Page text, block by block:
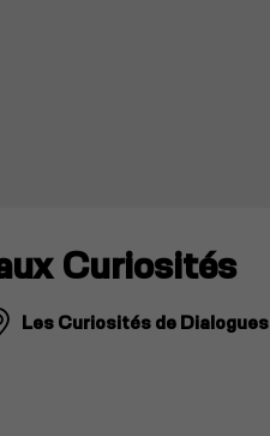
Curiosités
Les Curiosités de Dialogues